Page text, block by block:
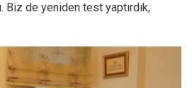
Biz de yeniden test yaptırdık,